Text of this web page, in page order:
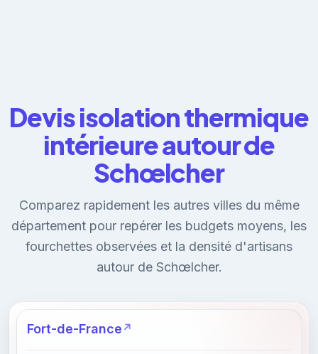
Devis isolation thermique
intérieure autour de
Schœlcher
Comparez rapidement les autres villes du même
département pour repérer les budgets moyens, les
fourchettes observées et la densité d'artisans
autour de Schœlcher.
Fort-de-France